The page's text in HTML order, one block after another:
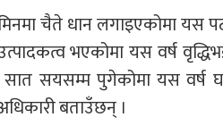
चैते धान लगाइएकोमा यस
भएकोमा यस वर्ष
सयसम्म पुगेकोमा यस वर्ष
बताउँछन् ।